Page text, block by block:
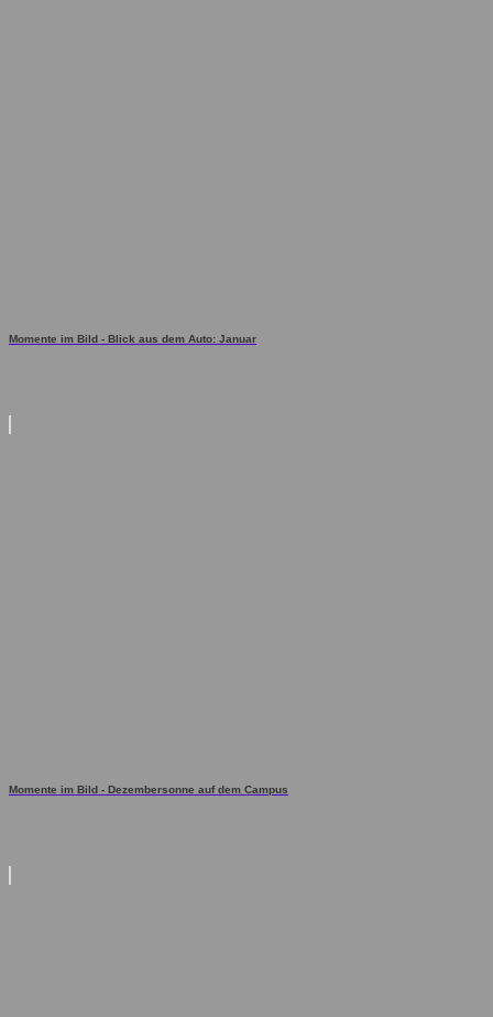
Momente im Bild - Blick aus dem Auto: Januar
Momente im Bild - Dezembersonne auf dem Campus